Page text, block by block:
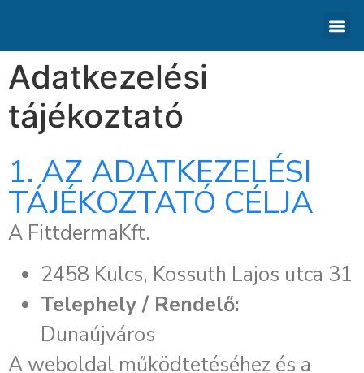
Adatkezelési
tájékoztató
1. AZ ADATKEZELÉSI
TÁJÉKOZTATÓ CÉLJA
A FittdermaKft.
2458 Kulcs, Kossuth Lajos utca 31
Telephely / Rendelő:
Dunaújváros
A weboldal működtetéséhez és a